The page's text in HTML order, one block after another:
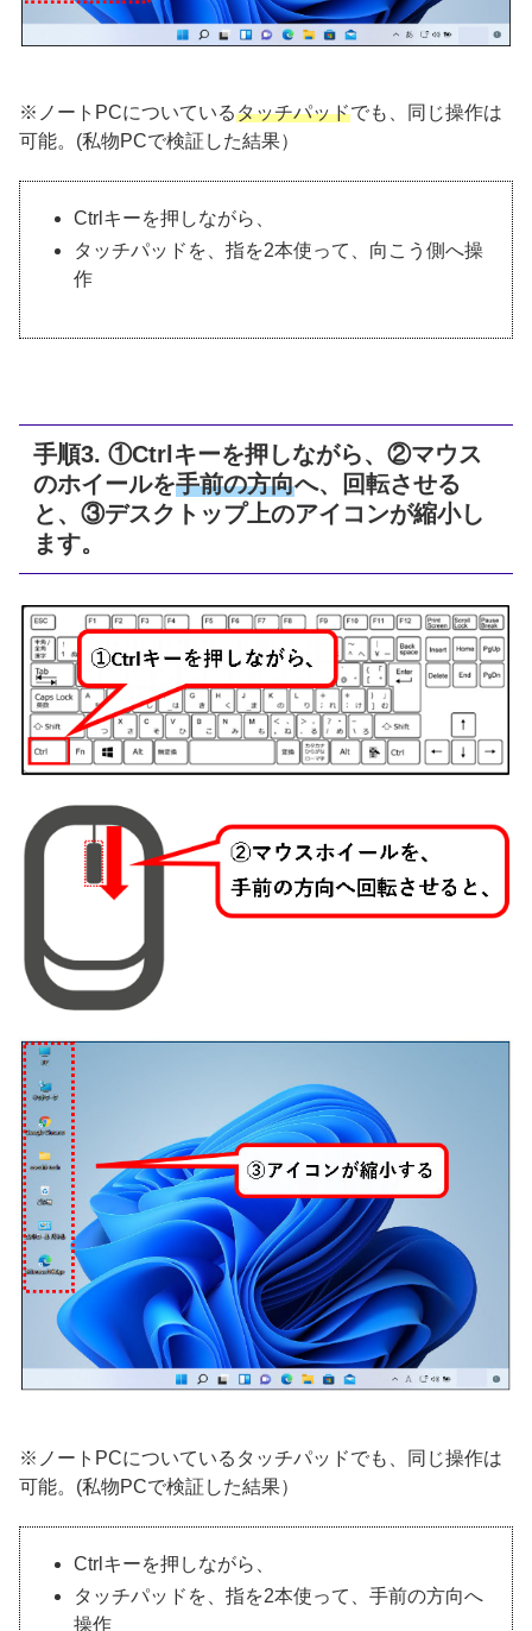
※ノートPCについているタッチパッドでも、同じ操作は
可能。(私物PCで検証した結果）
Ctrlキーを押しながら、
タッチパッドを、指を2本使って、向こう側へ操
作
手順3. ①Ctrlキーを押しながら、②マウス
のホイールを手前の方向へ、回転させる
と、③デスクトップ上のアイコンが縮小し
ます。
※ノートPCについているタッチパッドでも、同じ操作は
可能。(私物PCで検証した結果）
Ctrlキーを押しながら、
タッチパッドを、指を2本使って、手前の方向へ
操作